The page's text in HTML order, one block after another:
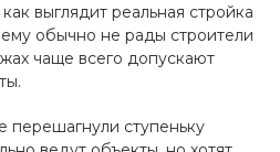
выглядит реальная стройка
обычно не рады строители
чаще всего допускают
перешагнули ступеньку